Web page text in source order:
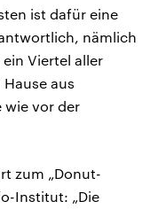
ist dafür eine
nämlich
Viertel aller
aus
wie vor der
zum „Donut-
Institut: „Die